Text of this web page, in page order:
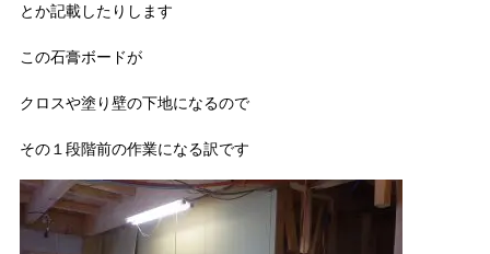
とか記載したりします
この石膏ボードが
クロスや塗り壁の下地になるので
その１段階前の作業になる訳です